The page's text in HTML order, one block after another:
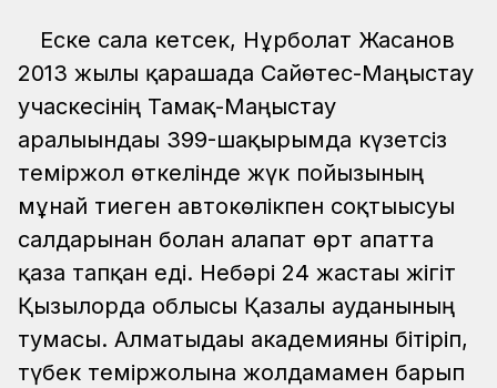
Еске сала кетсек, Нұрболат Жасанов
2013 жылы қарашада Сайөтес-Маңғыстау
учаскесінің Тамақ-Маңғыстау
аралығындағы 399-шақырымда күзетсіз
теміржол өткелінде жүк пойызының
мұнай тиеген автокөлікпен соқтығысуы
салдарынан болған алапат өрт апатта
қаза тапқан еді. Небәрі 24 жастағы жігіт
Қызылорда облысы Қазалы ауданының
тумасы. Алматыдағы академияны бітіріп,
түбек теміржолына жолдамамен барып